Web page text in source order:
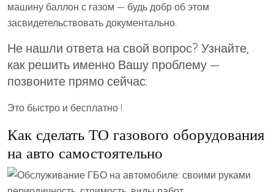
машину баллон с газом — будь добр об этом
засвидетельствовать документально.
Не нашли ответа на свой вопрос? Узнайте,
как решить именно Вашу проблему —
позвоните прямо сейчас:
Это быстро и бесплатно !
Как сделать ТО газового оборудования
на авто самостоятельно